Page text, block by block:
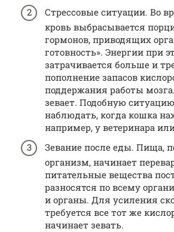
Стрессовые ситуации. Во
кровь выбрасывается
гормонов, приводящих
готовность». Энергии при
затрачивается больше и
пополнение запасов
поддержания работы
зевает. Подобную
наблюдать, когда кошка
например, у ветеринара
Зевание после еды. Пища,
организм, начинает
питательные вещества
разносятся по всему
и органы. Для усиления
требуется все тот же
начинает зевать.